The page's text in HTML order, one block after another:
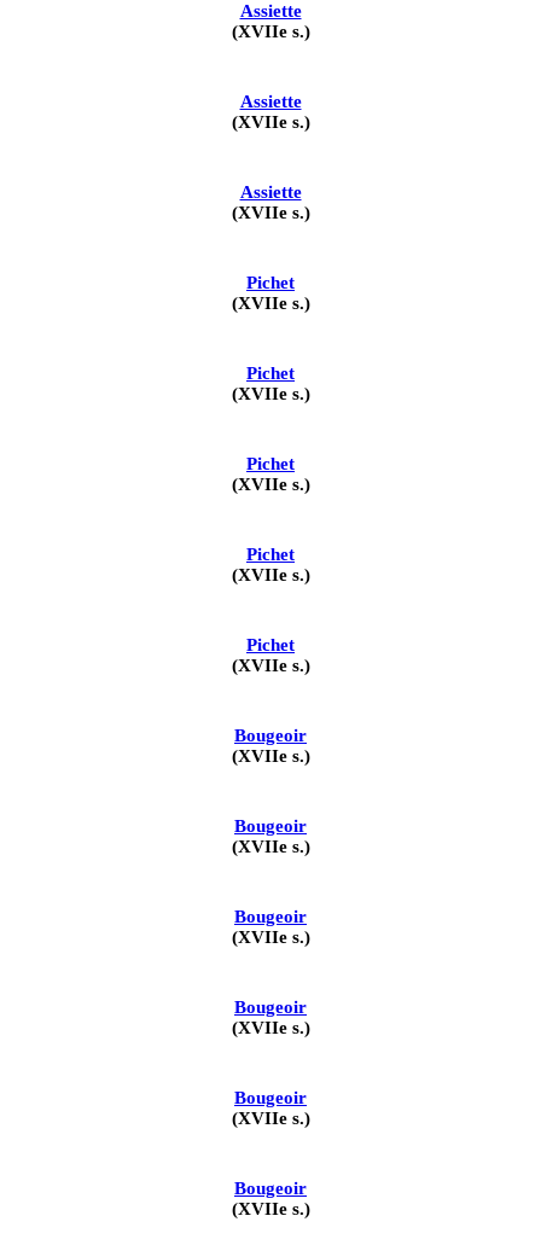
Assiette
(XVIIe s.)
Assiette
(XVIIe s.)
Assiette
(XVIIe s.)
Pichet
(XVIIe s.)
Pichet
(XVIIe s.)
Pichet
(XVIIe s.)
Pichet
(XVIIe s.)
Pichet
(XVIIe s.)
Bougeoir
(XVIIe s.)
Bougeoir
(XVIIe s.)
Bougeoir
(XVIIe s.)
Bougeoir
(XVIIe s.)
Bougeoir
(XVIIe s.)
Bougeoir
(XVIIe s.)